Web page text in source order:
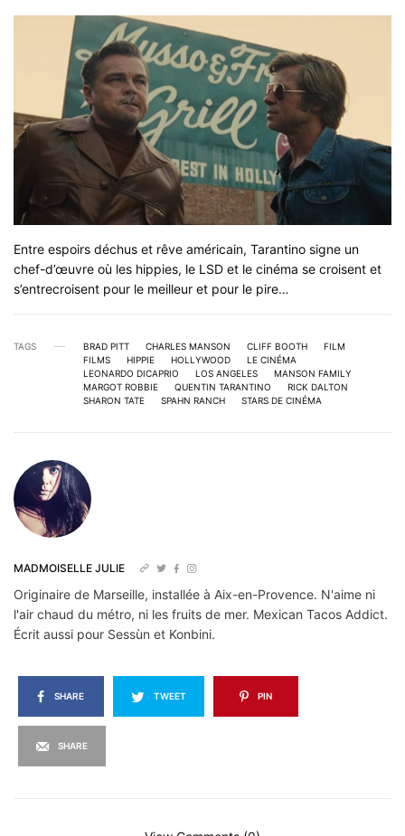
Entre espoirs déchus et rêve américain, Tarantino signe un
chef-d’œuvre où les hippies, le LSD et le cinéma se croisent et
s’entrecroisent pour le meilleur et pour le pire…
TAGS BRAD PITT CHARLES MANSON CLIFF BOOTH
FILM
FILMS
HIPPIE HOLLYWOOD
LE CINÉMA
LEONARDO DICAPRIO
LOS ANGELES
MANSON FAMILY
MARGOT ROBBIE
QUENTIN TARANTINO
RICK DALTON
SHARON TATE
SPAHN RANCH STARS DE CINÉMA
MADMOISELLE JULIE
Originaire de Marseille, installée à Aix-en-Provence. N'aime ni
l'air chaud du métro, ni les fruits de mer. Mexican Tacos Addict.
Écrit aussi pour Sessùn et Konbini.
SHARE TWEET PIN
SHARE